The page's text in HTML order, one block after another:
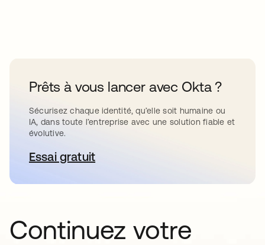
Prêts à vous lancer avec Okta ?
Sécurisez chaque identité, qu’elle soit humaine ou
IA, dans toute l’entreprise avec une solution fiable et
évolutive.
Essai gratuits’ouvre dans un nouvel onglet
Continuez votre